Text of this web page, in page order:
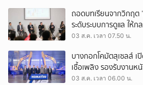
ถอดบทเรียนจากวิกฤต
ระดับระบบการดูแล ให้ก
03 ส.ค. เวลา 07.50 น.
บางกอกโคมัตสุเซลส์ เ
เชื้อเพลิง รองรับงาน
เครื่องจักรผ่านดาวเทียม
03 ส.ค. เวลา 06.00 น.